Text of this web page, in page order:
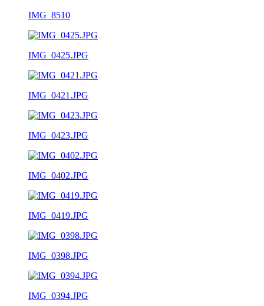
IMG_8510
IMG_0425.JPG
IMG_0421.JPG
IMG_0423.JPG
IMG_0402.JPG
IMG_0419.JPG
IMG_0398.JPG
IMG_0394.JPG